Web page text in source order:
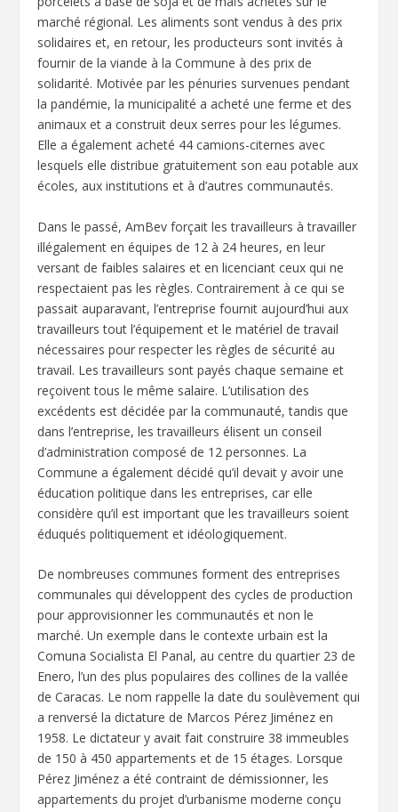
marché régional. Les aliments sont vendus à des prix
solidaires et, en retour, les producteurs sont invités à
fournir de la viande à la Commune à des prix de
solidarité. Motivée par les pénuries survenues pendant
la pandémie, la municipalité a acheté une ferme et des
animaux et a construit deux serres pour les légumes.
Elle a également acheté 44 camions-citernes avec
lesquels elle distribue gratuitement son eau potable aux
écoles, aux institutions et à d’autres communautés.
Dans le passé, AmBev forçait les travailleurs à travailler
illégalement en équipes de 12 à 24 heures, en leur
versant de faibles salaires et en licenciant ceux qui ne
respectaient pas les règles. Contrairement à ce qui se
passait auparavant, l’entreprise fournit aujourd’hui aux
travailleurs tout l’équipement et le matériel de travail
nécessaires pour respecter les règles de sécurité au
travail. Les travailleurs sont payés chaque semaine et
reçoivent tous le même salaire. L’utilisation des
excédents est décidée par la communauté, tandis que
dans l’entreprise, les travailleurs élisent un conseil
d’administration composé de 12 personnes. La
Commune a également décidé qu’il devait y avoir une
éducation politique dans les entreprises, car elle
considère qu’il est important que les travailleurs soient
éduqués politiquement et idéologiquement.
De nombreuses communes forment des entreprises
communales qui développent des cycles de production
pour approvisionner les communautés et non le
marché. Un exemple dans le contexte urbain est la
Comuna Socialista El Panal, au centre du quartier 23 de
Enero, l’un des plus populaires des collines de la vallée
de Caracas. Le nom rappelle la date du soulèvement qui
a renversé la dictature de Marcos Pérez Jiménez en
1958. Le dictateur y avait fait construire 38 immeubles
de 150 à 450 appartements et de 15 étages. Lorsque
Pérez Jiménez a été contraint de démissionner, les
appartements du projet d’urbanisme moderne conçu